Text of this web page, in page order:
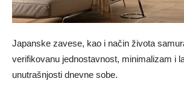
Japanske zavese, kao i način života
verifikovanu jednostavnost, minimalizam i
unutrašnjosti dnevne sobe.